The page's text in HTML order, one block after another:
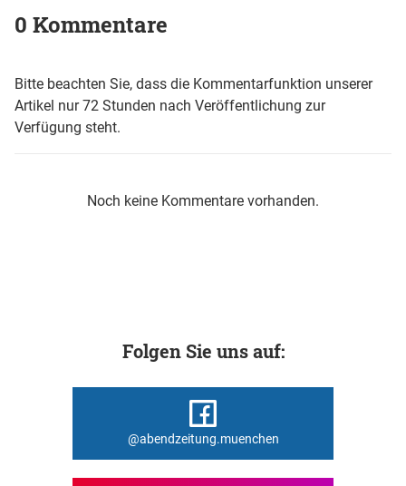
0 Kommentare
Bitte beachten Sie, dass die Kommentarfunktion unserer
Artikel nur 72 Stunden nach Veröffentlichung zur
Verfügung steht.
Noch keine Kommentare vorhanden.
Folgen Sie uns auf:
@abendzeitung.muenchen